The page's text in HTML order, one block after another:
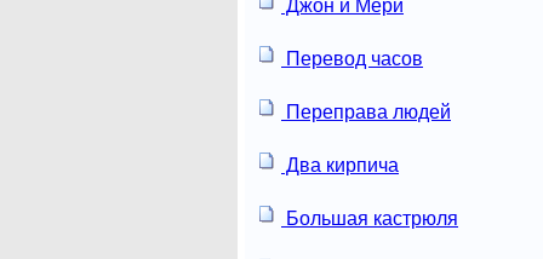
Джон и Мери
Перевод часов
Переправа людей
Два кирпича
Большая кастрюля